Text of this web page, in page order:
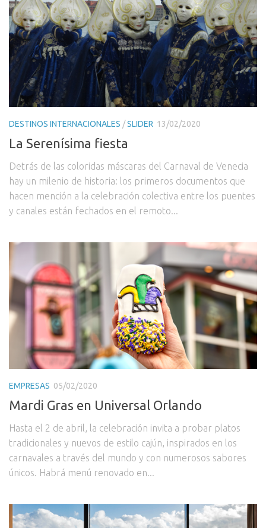
DESTINOS INTERNACIONALES /SLIDER 13/02/2020
La Serenísima fiesta
Detrás de las coloridas máscaras del Carnaval de Venecia
hay un milenio de historia: los primeros documentos que
hacen mención a la celebración colectiva entre los puentes
y canales están fechados en el remoto...
EMPRESAS 05/02/2020
Mardi Gras en Universal Orlando
Hasta el 2 de abril, la celebración invita a probar platos
tradicionales y nuevos de estilo cajún, inspirados en los
carnavales a través del mundo y con numerosos sabores
únicos. Habrá menú renovado en...